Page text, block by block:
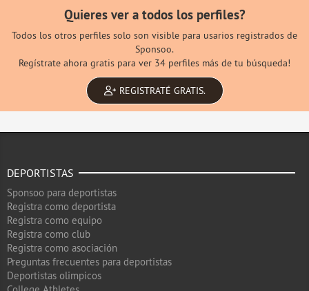
Quieres ver a todos los perfiles?
Todos los otros perfiles solo son visible para usarios registrados de
Sponsoo.
Regístrate ahora gratis para ver 34 perfiles más de tu búsqueda!
REGISTRATÉ GRATIS.
DEPORTISTAS
Sponsoo para deportistas
Registra como deportista
Registra como equipo
Registra como club
Registra como asociación
Preguntas frecuentes para deportistas
Deportistas olimpicos